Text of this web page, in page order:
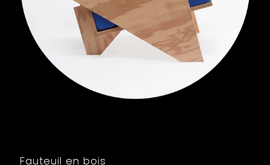
Fauteuil en bois